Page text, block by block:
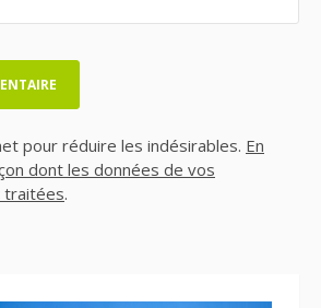
pour réduire les indésirables. En
dont les données de vos
traitées.